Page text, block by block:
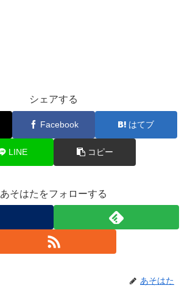
シェアする
Facebook はてブ
LINE コピー
あそはたをフォローする
あそはた